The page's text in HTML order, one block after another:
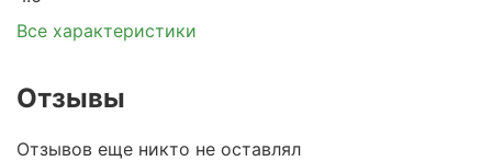
Все характеристики
Отзывы
Отзывов еще никто не оставлял